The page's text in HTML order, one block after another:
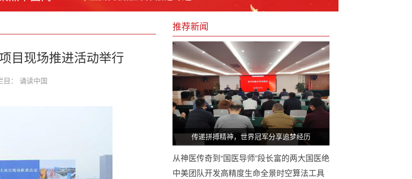
招牌
目现场推进活动举行
目： 诵读中国
推荐新闻
传递拼搏精神，世界冠军分享追梦经历
从神医传奇到“国医导师”段长富的两大国医绝
学绝技必将造福中国人，惠及全人类
中美团队开发高精度生命全景时空算法工具